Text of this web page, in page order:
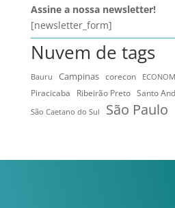
Assine a nossa newsletter!
[newsletter_form]
Nuvem de tags
Bauru Campinas corecon
Piracicaba Ribeirão Preto Santo
São Caetano do Sul
São Paulo